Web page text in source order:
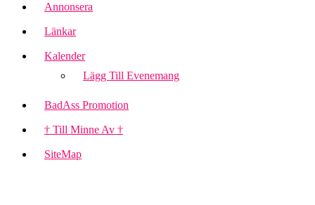
Annonsera
Länkar
Kalender
Lägg Till Evenemang
BadAss Promotion
† Till Minne Av †
SiteMap